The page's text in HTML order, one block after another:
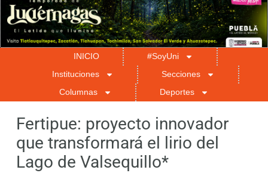
INICIO
#SoyUni
Instituciones
Secciones
Columnas
Deportes
Fertipue: proyecto innovador
que transformará el lirio del
Lago de Valsequillo*